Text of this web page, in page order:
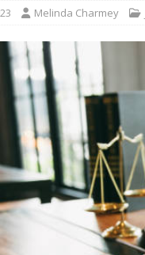
Melinda Charmey